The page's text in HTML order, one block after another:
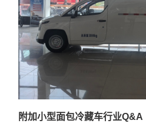
附加小型面包冷藏车行业Q&A